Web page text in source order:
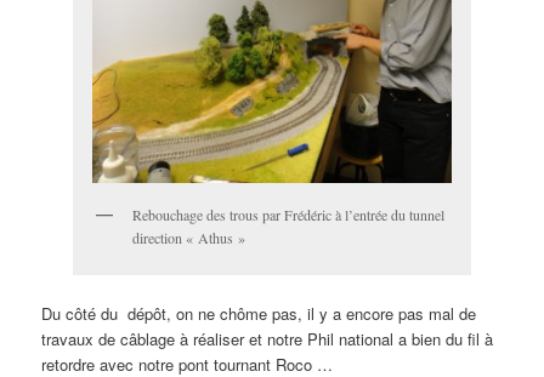
Rebouchage des trous par Frédéric à l’entrée du tunnel
direction « Athus »
Du côté du dépôt, on ne chôme pas, il y a encore pas mal de
travaux de câblage à réaliser et notre Phil national a bien du fil à
retordre avec notre pont tournant Roco …